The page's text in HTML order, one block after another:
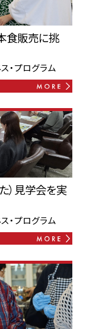
食販売に挑
・プログラム
）見学会を実
・プログラム